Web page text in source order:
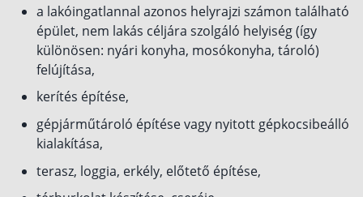
a lakóingatlannal azonos helyrajzi számon található
épület, nem lakás céljára szolgáló helyiség (így
különösen: nyári konyha, mosókonyha, tároló)
felújítása,
kerítés építése,
gépjárműtároló építése vagy nyitott gépkocsibeálló
kialakítása,
terasz, loggia, erkély, előtető építése,